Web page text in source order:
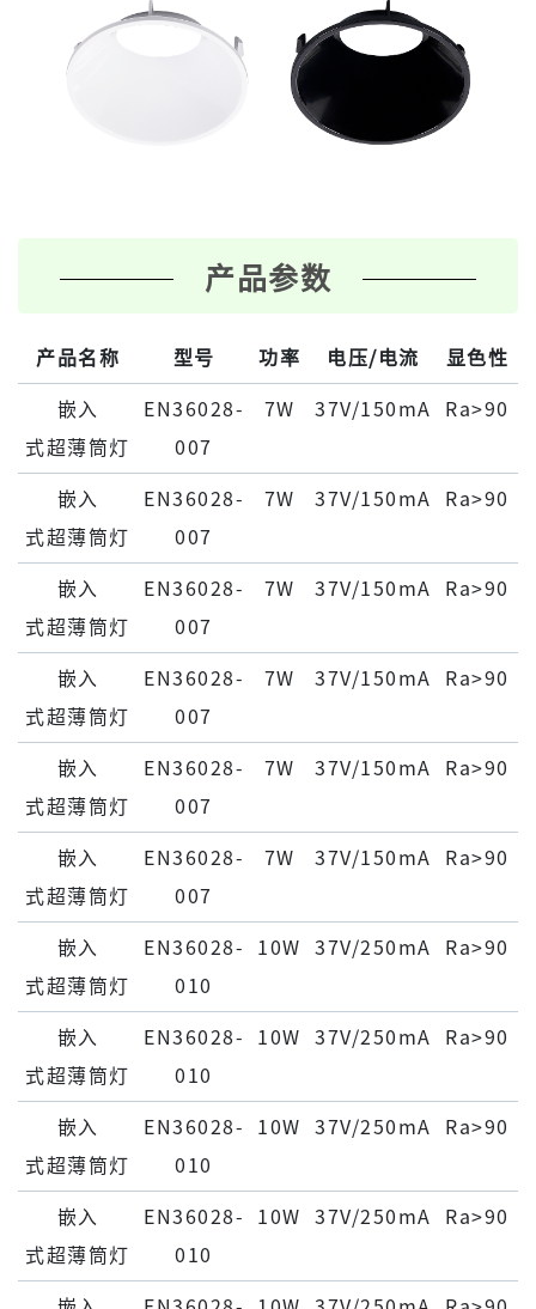
产品参数
产品名称 型号 功率 电压/电流 显色性
嵌⼊
式超薄筒灯
EN36028-
007
7W 37V/150mA Ra>90
嵌⼊
式超薄筒灯
EN36028-
007
7W 37V/150mA Ra>90
嵌⼊
式超薄筒灯
EN36028-
007
7W 37V/150mA Ra>90
嵌⼊
式超薄筒灯
EN36028-
007
7W 37V/150mA Ra>90
嵌⼊
式超薄筒灯
EN36028-
007
7W 37V/150mA Ra>90
嵌⼊
式超薄筒灯
EN36028-
007
7W 37V/150mA Ra>90
嵌⼊
式超薄筒灯
EN36028-
010
10W 37V/250mA Ra>90
嵌⼊
式超薄筒灯
EN36028-
010
10W 37V/250mA Ra>90
嵌⼊
式超薄筒灯
EN36028-
010
10W 37V/250mA Ra>90
嵌⼊
式超薄筒灯
EN36028-
010
10W 37V/250mA Ra>90